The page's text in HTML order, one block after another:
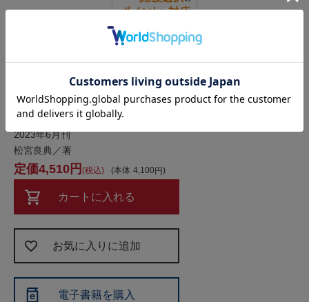
専門職後見人等が知っておくべき 本人のための在宅支
援・施設選択のポイントと対応
2023年6月刊
松宮良典／著
本体 4,100
4,510 税込
カートに入れる
お気に入りに追加
電子書籍を購入